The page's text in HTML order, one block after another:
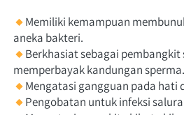
Memiliki kemampuan
aneka bakteri.
Berkhasiat sebagai
memperbayak kandungan sperma.
Mengatasi gangguan pada hati
Pengobatan untuk infeksi